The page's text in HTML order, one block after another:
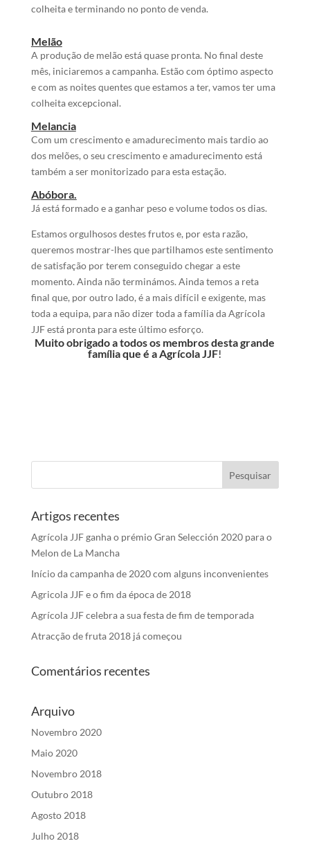
colheita e terminando no ponto de venda.
Melão
A produção de melão está quase pronta. No final deste
mês, iniciaremos a campanha. Estão com óptimo aspecto
e com as noites quentes que estamos a ter, vamos ter uma
colheita excepcional.
Melancia
Com um crescimento e amadurecimento mais tardio ao
dos melões, o seu crescimento e amadurecimento está
também a ser monitorizado para esta estação.
Abóbora.
Já está formado e a ganhar peso e volume todos os dias.
Estamos orgulhosos destes frutos e, por esta razão,
queremos mostrar-lhes que partilhamos este sentimento
de satisfação por terem conseguido chegar a este
momento. Ainda não terminámos. Ainda temos a reta
final que, por outro lado, é a mais difícil e exigente, mas
toda a equipa, para não dizer toda a família da Agrícola
JJF está pronta para este último esforço.
Muito obrigado a todos os membros desta grande
família que é a Agrícola JJF!
Artigos recentes
Agrícola JJF ganha o prémio Gran Selección 2020 para o
Melon de La Mancha
Início da campanha de 2020 com alguns inconvenientes
Agricola JJF e o fim da época de 2018
Agrícola JJF celebra a sua festa de fim de temporada
Atracção de fruta 2018 já começou
Comentários recentes
Arquivo
Novembro 2020
Maio 2020
Novembro 2018
Outubro 2018
Agosto 2018
Julho 2018